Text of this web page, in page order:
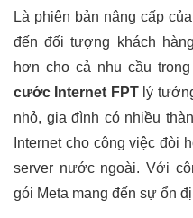
Là phiên bản nâng cấp
đến đối tượng khách
hơn cho cả nhu cầu
cước Internet FPTlý
nhỏ, gia đình có nhiều
Internet cho công việc đòi
server nước ngoài. Với
gói Meta mang đến sự ổn